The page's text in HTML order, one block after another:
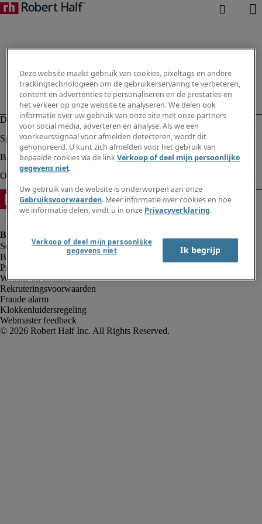
Bedrijfsinformatie
Privacyverklaring
Website en cookies
Rekruteringsvoorwaarden
Fraude alarm
Klokkenluidersregeling
Webmaster feedback
Deze website maakt gebruik van cookies, pixeltags en andere
trackingtechnologieën om de gebruikerservaring te verbeteren,
content en advertenties te personaliseren en de prestaties en
het verkeer op onze website te analyseren. We delen ook
informatie over uw gebruik van onze site met onze partners
voor social media, adverteren en analyse. Als we een
voorkeurssignaal voor afmelden detecteren, wordt dit
gehonoreerd. U kunt zich afmelden voor het gebruik van
bepaalde cookies via de linkVerkoop of deel mijn persoonlijke
gegevens niet.
Uw gebruik van de website is onderworpen aan onze
Gebruiksvoorwaarden. Meer informatie over cookies en hoe
we informatie delen, vindt u in onze Privacyverklaring.
Verkoop of deel mijn persoonlijke
gegevens niet
Ik begrijp